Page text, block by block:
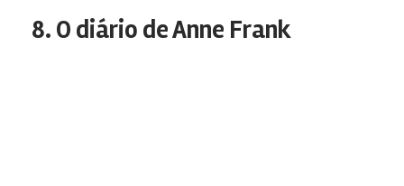
8. O diário de Anne Frank